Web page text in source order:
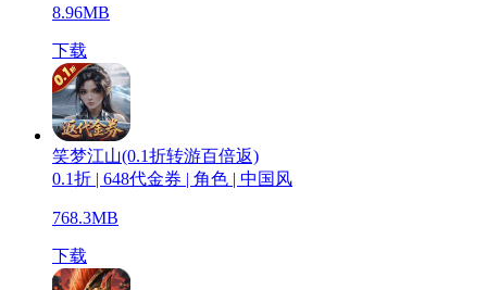
8.96MB
下载
笑梦江山(0.1折转游百倍返)
0.1折 | 648代金券 | 角色 | 中国风
768.3MB
下载